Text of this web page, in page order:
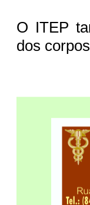
O ITEP
dos